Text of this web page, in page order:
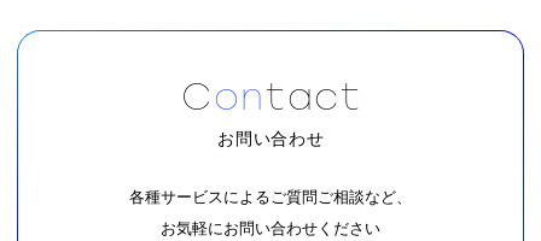
Contact
お問い合わせ
各種サービスによるご質問ご相談など、
お気軽にお問い合わせください